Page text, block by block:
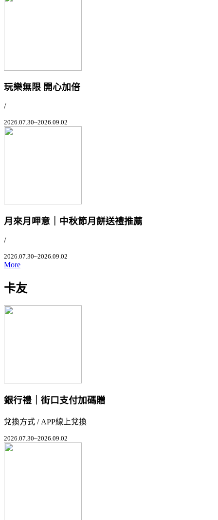
玩樂無限 開心加倍
/
2026.07.30~2026.09.02
月來月呷意｜中秋節月餅送禮推薦
/
2026.07.30~2026.09.02
More
卡友
銀行禮｜街口支付加碼贈
兌換方式 / APP線上兌換
2026.07.30~2026.09.02